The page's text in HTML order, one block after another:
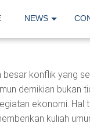
NEWS
besar konflik yang
demikian bukan
ekonomi.
kuliah